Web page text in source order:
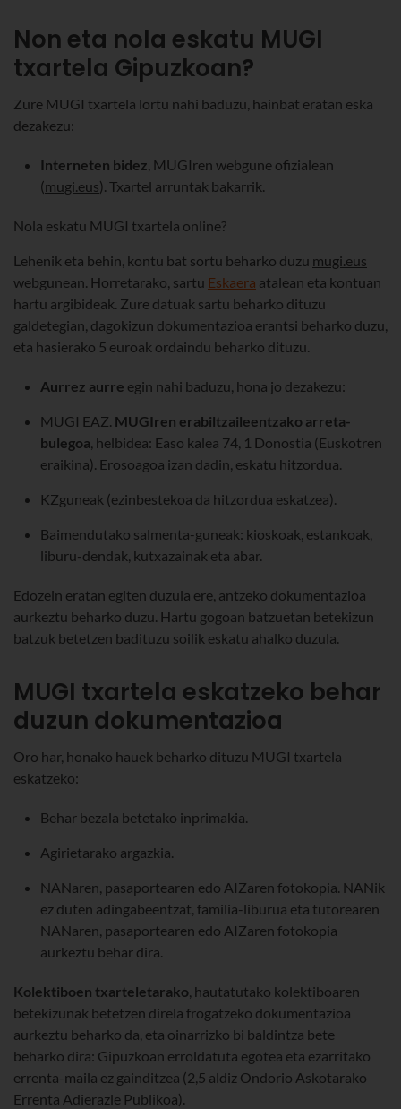
Non eta nola eskatu MUGI
txartela Gipuzkoan?
Zure MUGI txartela lortu nahi baduzu, hainbat eratan eska
dezakezu:
Interneten bidez, MUGIren webgune ofizialean
(mugi.eus). Txartel arruntak bakarrik.
Nola eskatu MUGI txartela online?
Lehenik eta behin, kontu bat sortu beharko duzu mugi.eus
webgunean. Horretarako, sartu Eskaera atalean eta kontuan
hartu argibideak. Zure datuak sartu beharko dituzu
galdetegian, dagokizun dokumentazioa erantsi beharko duzu,
eta hasierako 5 euroak ordaindu beharko dituzu.
Aurrez aurre egin nahi baduzu, hona jo dezakezu:
MUGI EAZ. MUGIren erabiltzaileentzako arreta-
bulegoa, helbidea: Easo kalea 74, 1 Donostia (Euskotren
eraikina). Erosoagoa izan dadin, eskatu hitzordua.
KZguneak (ezinbestekoa da hitzordua eskatzea).
Baimendutako salmenta-guneak: kioskoak, estankoak,
liburu-dendak, kutxazainak eta abar.
Edozein eratan egiten duzula ere, antzeko dokumentazioa
aurkeztu beharko duzu. Hartu gogoan batzuetan betekizun
batzuk betetzen badituzu soilik eskatu ahalko duzula.
MUGI txartela eskatzeko behar
duzun dokumentazioa
Oro har, honako hauek beharko dituzu MUGI txartela
eskatzeko:
Behar bezala betetako inprimakia.
Agirietarako argazkia.
NANaren, pasaportearen edo AIZaren fotokopia. NANik
ez duten adingabeentzat, familia-liburua eta tutorearen
NANaren, pasaportearen edo AIZaren fotokopia
aurkeztu behar dira.
Kolektiboen txarteletarako, hautatutako kolektiboaren
betekizunak betetzen direla frogatzeko dokumentazioa
aurkeztu beharko da, eta oinarrizko bi baldintza bete
beharko dira: Gipuzkoan erroldatuta egotea eta ezarritako
errenta-maila ez gainditzea (2,5 aldiz Ondorio Askotarako
Errenta Adierazle Publikoa).